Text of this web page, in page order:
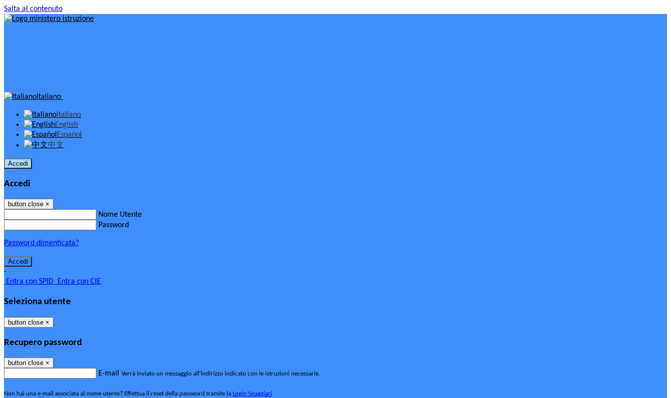
Salta al contenuto
Italiano
Italiano
English
Español
中文
Accedi
Accedi
button close ×
Nome Utente
Password
Password dimenticata?
-
Entra con SPID Entra con CIE
Seleziona utente
button close ×
Recupero password
button close ×
E-mail Verrà inviato un messaggio all'indirizzo indicato con le istruzioni necessarie.
Non hai una e-mail associata al nome utente? Effettua il reset della password tramite la Login Spaggiari